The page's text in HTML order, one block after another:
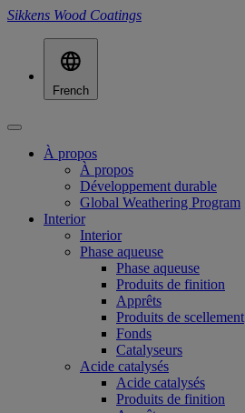
Sikkens Wood Coatings
French
À propos
À propos
Développement durable
Global Weathering Program
Interior
Interior
Phase aqueuse
Phase aqueuse
Produits de finition
Apprêts
Produits de scellement
Fonds
Catalyseurs
Acide catalysés
Acide catalysés
Produits de finition